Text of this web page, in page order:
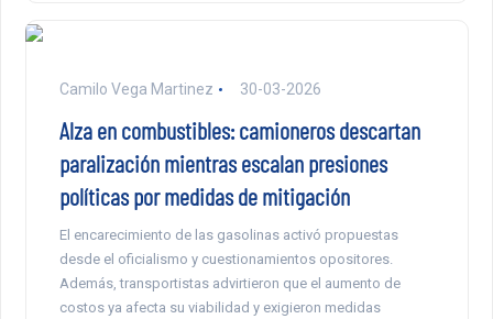
Camilo Vega Martinez 30-03-2026
Alza en combustibles: camioneros descartan
paralización mientras escalan presiones
políticas por medidas de mitigación
El encarecimiento de las gasolinas activó propuestas
desde el oficialismo y cuestionamientos opositores.
Además, transportistas advirtieron que el aumento de
costos ya afecta su viabilidad y exigieron medidas